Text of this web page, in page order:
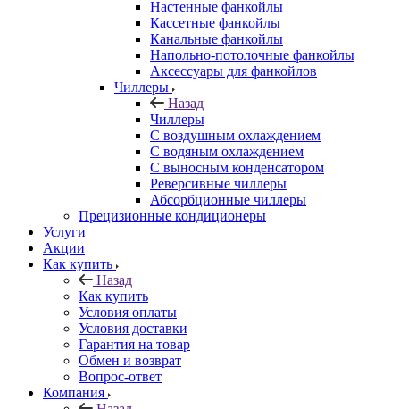
Настенные фанкойлы
Кассетные фанкойлы
Канальные фанкойлы
Напольно-потолочные фанкойлы
Аксессуары для фанкойлов
Чиллеры
Назад
Чиллеры
С воздушным охлаждением
С водяным охлаждением
С выносным конденсатором
Реверсивные чиллеры
Абсорбционные чиллеры
Прецизионные кондиционеры
Услуги
Акции
Как купить
Назад
Как купить
Условия оплаты
Условия доставки
Гарантия на товар
Обмен и возврат
Вопрос-ответ
Компания